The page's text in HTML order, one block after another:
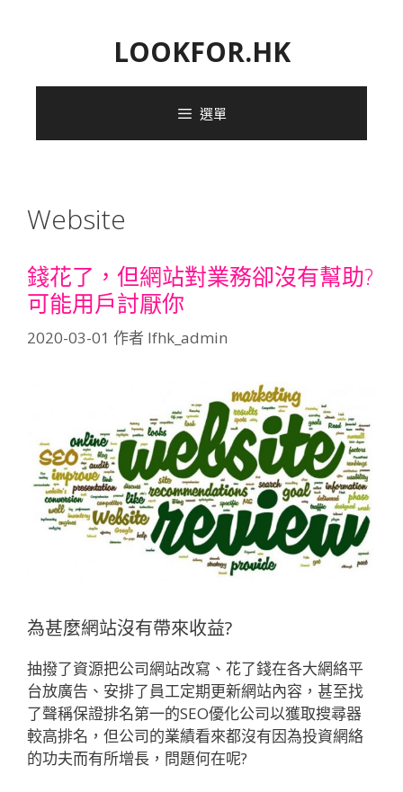
LOOKFOR.HK
選單
Website
錢花了，但網站對業務卻沒有幫助?
可能用戶討厭你
2020-03-01 作者 lfhk_admin
為甚麼網站沒有帶來收益?
抽撥了資源把公司網站改寫、花了錢在各大網絡平
台放廣告、安排了員工定期更新網站內容，甚至找
了聲稱保證排名第一的SEO優化公司以獲取搜尋器
較高排名，但公司的業績看來都沒有因為投資網絡
的功夫而有所增長，問題何在呢?